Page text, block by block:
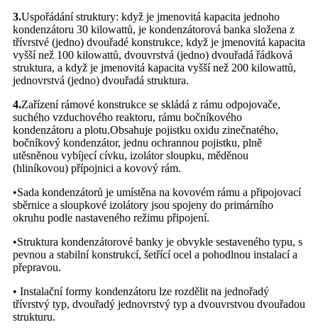
3.Uspořádání struktury: když je jmenovitá kapacita jednoho
kondenzátoru 30 kilowattů, je kondenzátorová banka složena z
třívrstvé (jedno) dvouřadé konstrukce, když je jmenovitá kapacita
vyšší než 100 kilowattů, dvouvrstvá (jedno) dvouřadá řádková
struktura, a když je jmenovitá kapacita vyšší než 200 kilowattů,
jednovrstvá (jedno) dvouřadá struktura.
4.Zařízení rámové konstrukce se skládá z rámu odpojovače,
suchého vzduchového reaktoru, rámu bočníkového
kondenzátoru a plotu.Obsahuje pojistku oxidu zinečnatého,
bočníkový kondenzátor, jednu ochrannou pojistku, plně
utěsněnou vybíjecí cívku, izolátor sloupku, měděnou
(hliníkovou) přípojnici a kovový rám.
•Sada kondenzátorů je umístěna na kovovém rámu a připojovací
sběrnice a sloupkové izolátory jsou spojeny do primárního
okruhu podle nastaveného režimu připojení.
•Struktura kondenzátorové banky je obvykle sestaveného typu, s
pevnou a stabilní konstrukcí, šetřící ocel a pohodlnou instalací a
přepravou.
• Instalační formy kondenzátoru lze rozdělit na jednořadý
třívrstvý typ, dvouřadý jednovrstvý typ a dvouvrstvou dvouřadou
strukturu.